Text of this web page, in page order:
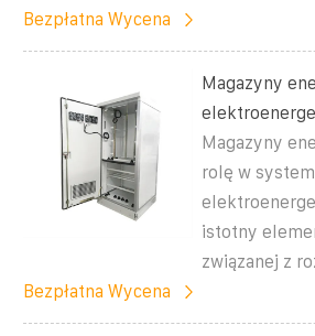
Bezpłatna Wycena
Magazyny
Magazyny
rolę w
istotny
związanej z
Bezpłatna Wycena